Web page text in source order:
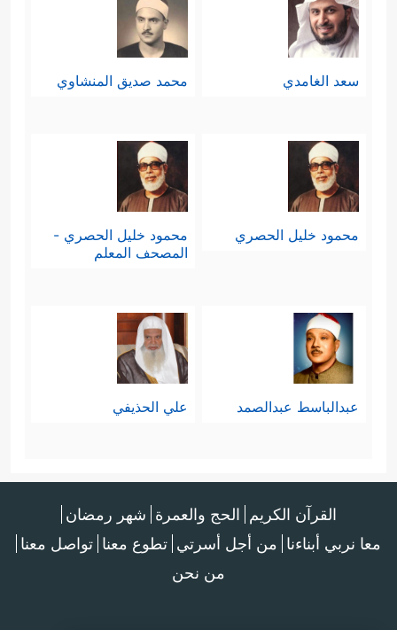
سعد الغامدي محمد صديق المنشاوي
محمود خليل الحصري
محمود خليل الحصري -
المصحف المعلم
عبدالباسط عبدالصمد علي الحذيفي
القرآن الكريم الحج والعمرة شهر رمضان
معا نربي أبناءنا من أجل أسرتي تطوع معنا تواصل معنا
من نحن